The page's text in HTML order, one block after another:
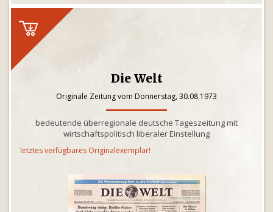
Die Welt
Originale Zeitung vom Donnerstag, 30.08.1973
bedeutende überregionale deutsche Tageszeitung mit
wirtschaftspolitisch liberaler Einstellung
letztes verfügbares Originalexemplar!